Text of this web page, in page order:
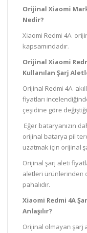
Orijinal Xiaomi
Nedir?
Xiaomi Redmi 4A
kapsamındadır.
Orijinal Xiaomi
Kullanılan Şarj
Orijinal Redmi 4A
fiyatları
çeşidine göre
Eğer bataryanızın
orijinal batarya pil
uzatmak için orijinal
Orijinal şarj aleti
aletleri ürünlerinden
pahalıdır.
Xiaomi Redmi 4A
Anlaşılır?
Orijinal olmayan şarj